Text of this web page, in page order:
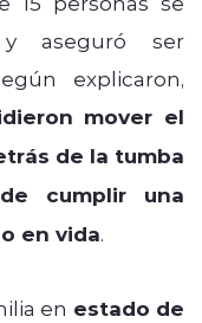
aseguró ser
explicaron,
mover el
de la tumba
cumplir una
en vida.
en estado de